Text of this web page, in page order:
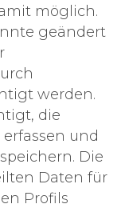
möglich.
geändert
werden.
die
und
Die
Daten für
Profils